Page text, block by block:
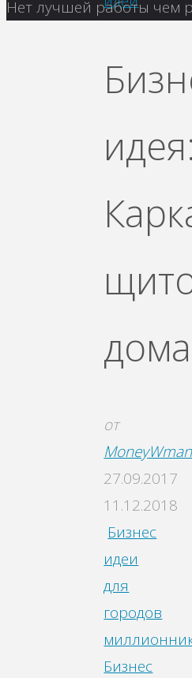
идея:
дома
от
MoneyWman
27.09.2017
11.12.2018
Бизнес
идеи
для
городов
Бизнес
Вернуться
Нет лучшей работы чем